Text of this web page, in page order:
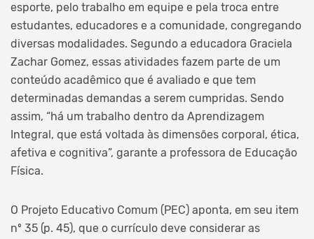
esporte, pelo trabalho em equipe e pela troca entre
estudantes, educadores e a comunidade, congregando
diversas modalidades. Segundo a educadora Graciela
Zachar Gomez, essas atividades fazem parte de um
conteúdo acadêmico que é avaliado e que tem
determinadas demandas a serem cumpridas. Sendo
assim, “há um trabalho dentro da Aprendizagem
Integral, que está voltada às dimensões corporal, ética,
afetiva e cognitiva”, garante a professora de Educação
Física.
O Projeto Educativo Comum (PEC) aponta, em seu item
nº 35 (p. 45), que o currículo deve considerar as